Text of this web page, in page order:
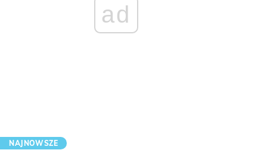
ad
NAJNOWSZE